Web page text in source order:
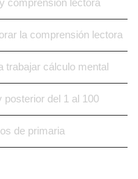
comprensión lectora
la comprensión lectora
trabajar cálculo mental
posterior del 1 al 100
de primaria